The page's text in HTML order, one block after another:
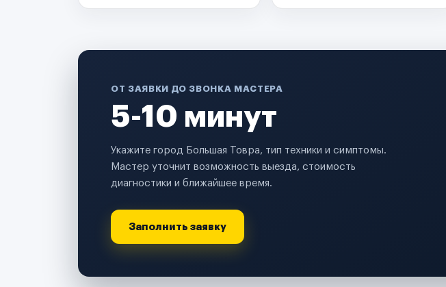
ОТ ЗАЯВКИ ДО ЗВОНКА МАСТЕРА
5-10 минут
Укажите город Большая Товра, тип техники и симптомы.
Мастер уточнит возможность выезда, стоимость
диагностики и ближайшее время.
Заполнить заявку